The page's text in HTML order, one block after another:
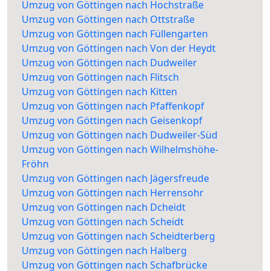
Umzug von Göttingen nach Hochstraße
Umzug von Göttingen nach Ottstraße
Umzug von Göttingen nach Füllengarten
Umzug von Göttingen nach Von der Heydt
Umzug von Göttingen nach Dudweiler
Umzug von Göttingen nach Flitsch
Umzug von Göttingen nach Kitten
Umzug von Göttingen nach Pfaffenkopf
Umzug von Göttingen nach Geisenkopf
Umzug von Göttingen nach Dudweiler-Süd
Umzug von Göttingen nach Wilhelmshöhe-
Fröhn
Umzug von Göttingen nach Jägersfreude
Umzug von Göttingen nach Herrensohr
Umzug von Göttingen nach Dcheidt
Umzug von Göttingen nach Scheidt
Umzug von Göttingen nach Scheidterberg
Umzug von Göttingen nach Halberg
Umzug von Göttingen nach Schafbrücke